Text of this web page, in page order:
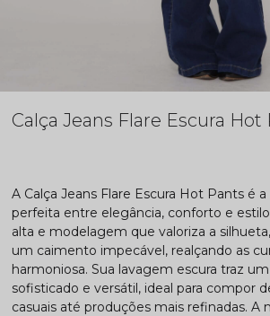
Calça Jeans Flare Escura Hot
A Calça Jeans Flare Escura Hot Pants é
perfeita entre elegância, conforto e
alta e modelagem que valoriza a
um caimento impecável, realçando as
harmoniosa. Sua lavagem escura traz
sofisticado e versátil, ideal para compor
casuais até produções mais refinadas. A